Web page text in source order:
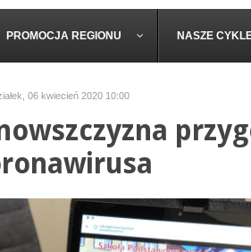
PROMOCJA REGIONU NASZE
06 kwiecień 2020 10:00